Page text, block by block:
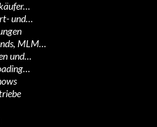
und…
MLM…
und…